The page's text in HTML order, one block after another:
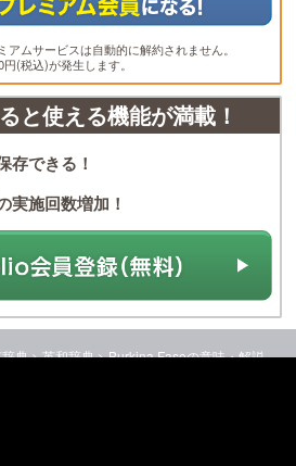
ムサービスは自動的に解約されません。
(税込)が発生します。
と使える機能が満載！
存できる！
実施回数増加！
典>英和辞典>Burkina Fasoの意味・解説